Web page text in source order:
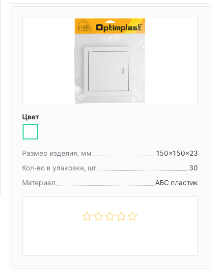
Цвет
Размер изделия, мм
150x150x23
Кол-во в упаковке, шт
30
Материал
АБС пластик